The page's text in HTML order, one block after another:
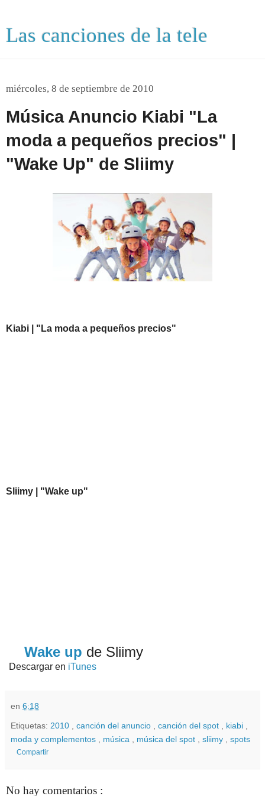
Las canciones de la tele
miércoles, 8 de septiembre de 2010
Música Anuncio Kiabi "La
moda a pequeños precios" |
"Wake Up" de Sliimy
Kiabi | "La moda a pequeños precios"
Sliimy | "Wake up"
Wake up de Sliimy
Descargar en iTunes
en 6:18
Etiquetas: 2010 canción del anuncio canción del spot kiabi
moda y complementos
música música del spot sliimy spots
Compartir
No hay comentarios :